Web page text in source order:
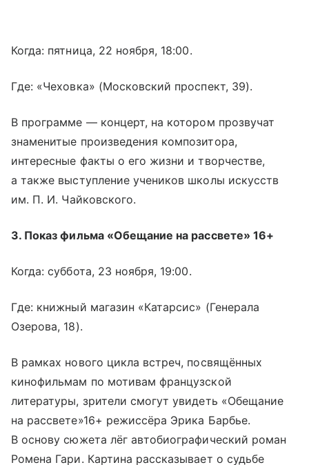
Когда: пятница, 22 ноября, 18:00.
Где: «Чеховка» (Московский проспект, 39).
В программе — концерт, на котором прозвучат
знаменитые произведения композитора,
интересные факты о его жизни и творчестве,
а также выступление учеников школы искусств
им. П. И. Чайковского.
3. Показ фильма «Обещание на рассвете» 16+
Когда: суббота, 23 ноября, 19:00.
Где: книжный магазин «Катарсис» (Генерала
Озерова, 18).
В рамках нового цикла встреч, посвящённых
кинофильмам по мотивам французской
литературы, зрители смогут увидеть «Обещание
на рассвете»16+ режиссёра Эрика Барбье.
В основу сюжета лёг автобиографический роман
Ромена Гари. Картина рассказывает о судьбе